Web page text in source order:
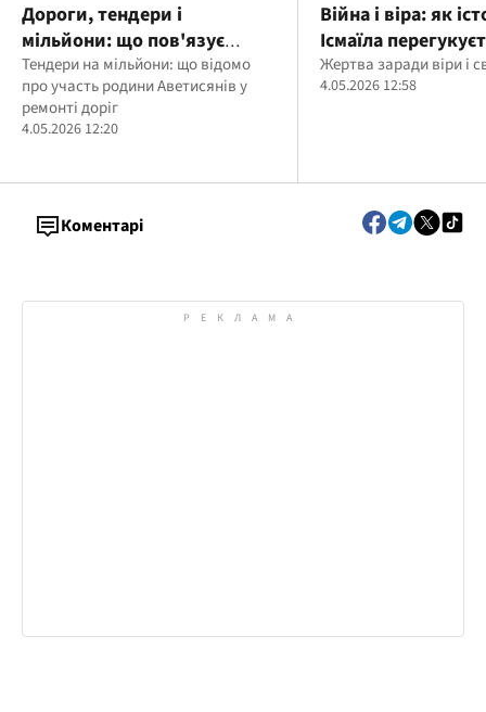
Дороги, тендери і
мільйони: що пов'язує
"головного комунальника"
Білої Церкви Кравця з
Аветисянами, – медіа
Тендери на мільйони: що відомо
про участь родини Аветисянів у
ремонті доріг
4.05.2026 12:20
Війна і віра: як
Ісмаїла
сучасністю
Жертва заради віри і
4.05.2026 12:58
Коментарі